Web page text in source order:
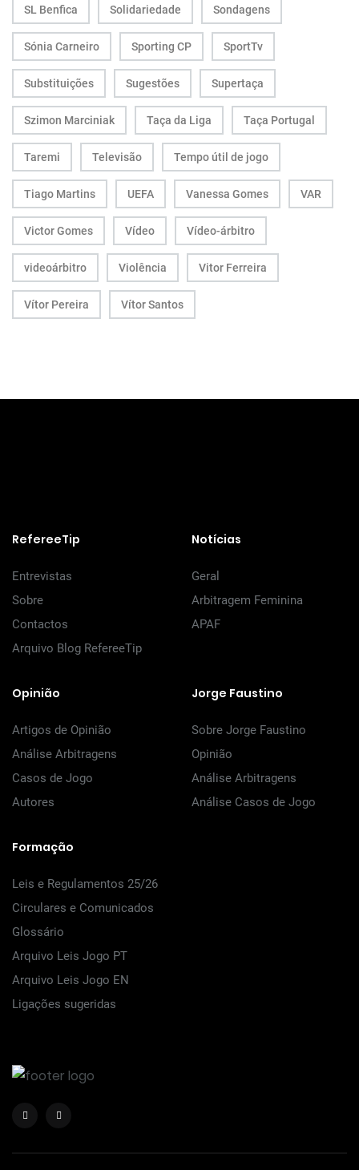
SL Benfica Solidariedade Sondagens
Sónia Carneiro Sporting CP SportTv
Substituições Sugestões Supertaça
Szimon Marciniak Taça da Liga Taça Portugal
Taremi Televisão Tempo útil de jogo
Tiago Martins UEFA Vanessa Gomes VAR
Victor Gomes Vídeo Vídeo-árbitro
videoárbitro Violência Vitor Ferreira
Vítor Pereira Vítor Santos
RefereeTip
Entrevistas
Sobre
Contactos
Arquivo Blog RefereeTip
Notícias
Geral
Arbitragem Feminina
APAF
Opinião
Artigos de Opinião
Análise Arbitragens
Casos de Jogo
Autores
Jorge Faustino
Sobre Jorge Faustino
Opinião
Análise Arbitragens
Análise Casos de Jogo
Formação
Leis e Regulamentos 25/26
Circulares e Comunicados
Glossário
Arquivo Leis Jogo PT
Arquivo Leis Jogo EN
Ligações sugeridas